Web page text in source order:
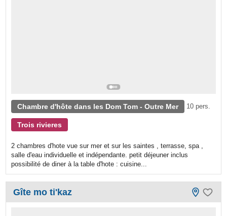
Chambre d'hôte dans les Dom Tom - Outre Mer 10 pers.
Trois rivieres
2 chambres d'hote vue sur mer et sur les saintes , terrasse, spa ,
salle d'eau individuelle et indépendante. petit déjeuner inclus
possibilité de diner à la table d'hote : cuisine...
Gîte mo ti'kaz